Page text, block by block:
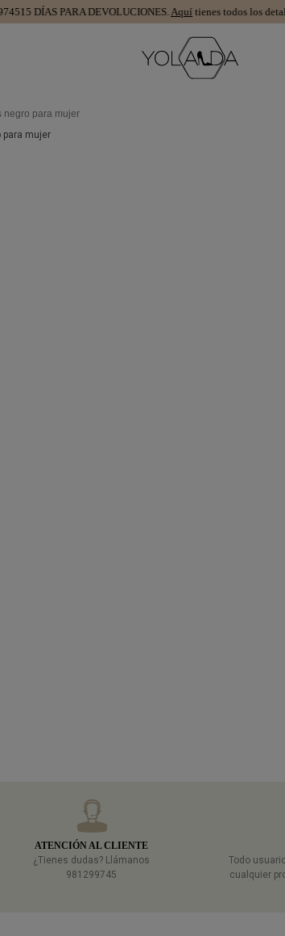
15 DÍAS PARA DEVOLUCIONES.Aquítienes todos los detalles.
negro para mujer
ATENCIÓN AL CLIENTE
¿Tienes dudas? Llámanos
981299745
Todo
cualquier